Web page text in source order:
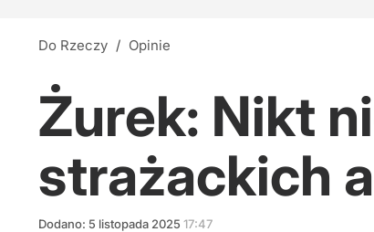
Do Rzeczy / Opinie
Żurek: Nikt
strażackich
Dodano: 5 listopada 2025 17:47